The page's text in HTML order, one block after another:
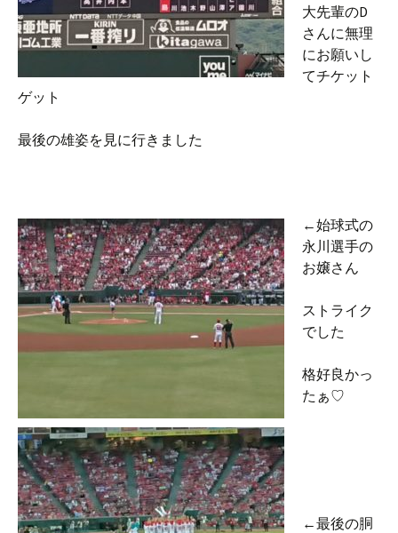
大先輩のD
さんに無理
にお願いし
てチケット
ゲット
最後の雄姿を見に行きました
←始球式の
永川選手の
お嬢さん
ストライク
でした
格好良かっ
たぁ♡
←最後の胴